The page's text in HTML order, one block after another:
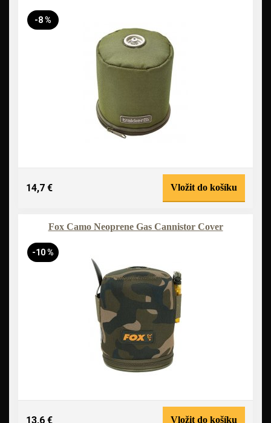
-8 %
14,7 € Vložit do košíku
Fox Camo Neoprene Gas Cannistor Cover
-10 %
13,6 € Vložit do košíku